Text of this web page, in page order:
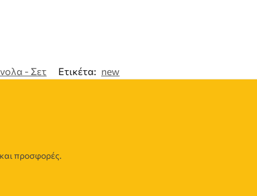
- Σετ Ετικέτα: new
προσφορές.